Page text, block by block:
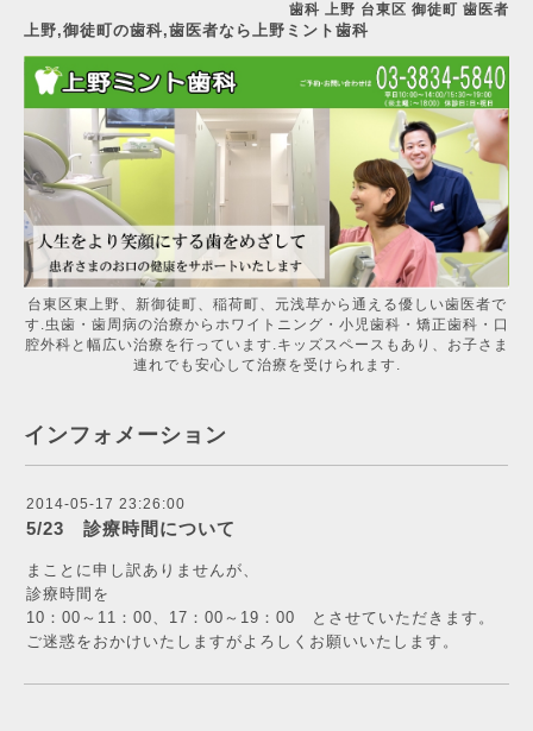
歯科 上野 台東区 御徒町 歯医者
上野,御徒町の歯科,歯医者なら上野ミント歯科
台東区東上野、新御徒町、稲荷町、元浅草から通える優しい歯医者で
す.虫歯・歯周病の治療からホワイトニング・小児歯科・矯正歯科・口
腔外科と幅広い治療を行っています.キッズスペースもあり、お子さま
連れでも安心して治療を受けられます.
インフォメーション
2014-05-17 23:26:00
5/23 診療時間について
まことに申し訳ありませんが、
診療時間を
10：00～11：00、17：00～19：00 とさせていただきます。
ご迷惑をおかけいたしますがよろしくお願いいたします。